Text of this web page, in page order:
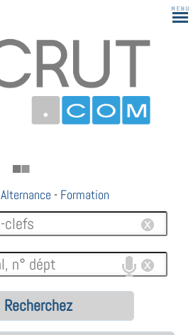
Alternance - Formation
Recherchez